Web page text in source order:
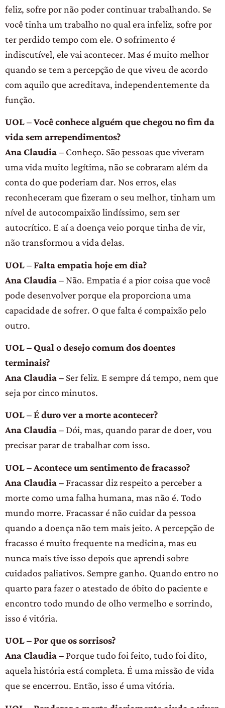
feliz, sofre por não poder continuar trabalhando. Se
você tinha um trabalho no qual era infeliz, sofre por
ter perdido tempo com ele. O sofrimento é
indiscutível, ele vai acontecer. Mas é muito melhor
quando se tem a percepção de que viveu de acordo
com aquilo que acreditava, independentemente da
função.
UOL – Você conhece alguém que chegou no fim da
vida sem arrependimentos?
Ana Claudia – Conheço. São pessoas que viveram
uma vida muito legítima, não se cobraram além da
conta do que poderiam dar. Nos erros, elas
reconheceram que fizeram o seu melhor, tinham um
nível de autocompaixão lindíssimo, sem ser
autocrítico. E aí a doença veio porque tinha de vir,
não transformou a vida delas.
UOL – Falta empatia hoje em dia?
Ana Claudia – Não. Empatia é a pior coisa que você
pode desenvolver porque ela proporciona uma
capacidade de sofrer. O que falta é compaixão pelo
outro.
UOL – Qual o desejo comum dos doentes
terminais?
Ana Claudia – Ser feliz. E sempre dá tempo, nem que
seja por cinco minutos.
UOL – É duro ver a morte acontecer?
Ana Claudia – Dói, mas, quando parar de doer, vou
precisar parar de trabalhar com isso.
UOL – Acontece um sentimento de fracasso?
Ana Claudia – Fracassar diz respeito a perceber a
morte como uma falha humana, mas não é. Todo
mundo morre. Fracassar é não cuidar da pessoa
quando a doença não tem mais jeito. A percepção de
fracasso é muito frequente na medicina, mas eu
nunca mais tive isso depois que aprendi sobre
cuidados paliativos. Sempre ganho. Quando entro no
quarto para fazer o atestado de óbito do paciente e
encontro todo mundo de olho vermelho e sorrindo,
isso é vitória.
UOL – Por que os sorrisos?
Ana Claudia – Porque tudo foi feito, tudo foi dito,
aquela história está completa. É uma missão de vida
que se encerrou. Então, isso é uma vitória.